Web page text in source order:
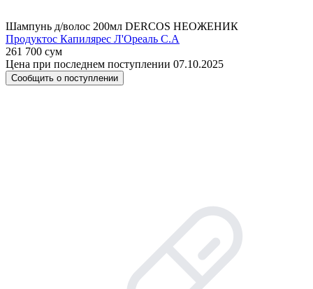
Шампунь д/волос 200мл DERCOS НЕОЖЕНИК
Продуктос Капилярес Л'Ореаль С.А
261 700 сум
Цена при последнем поступлении 07.10.2025
Сообщить о поступлении